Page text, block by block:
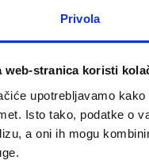
Privola
web-stranica koristi
upotrebljavamo
Isto tako, podatke o
a oni ih mogu